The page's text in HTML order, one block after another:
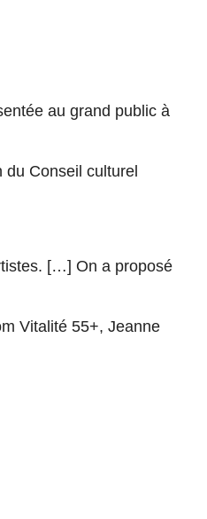
au grand public à
Conseil culturel
[…] On a proposé
Vitalité 55+, Jeanne